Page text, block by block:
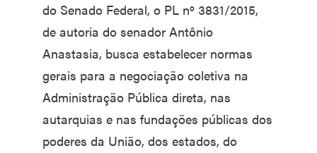
do Senado Federal, o PL nº 3831/2015,
de autoria do senador Antônio
Anastasia, busca estabelecer normas
gerais para a negociação coletiva na
Administração Pública direta, nas
autarquias e nas fundações públicas dos
poderes da União, dos estados, do